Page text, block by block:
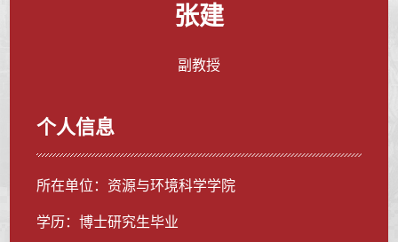
张建
副教授
个人信息
所在单位：资源与环境科学学院
学历：博士研究生毕业